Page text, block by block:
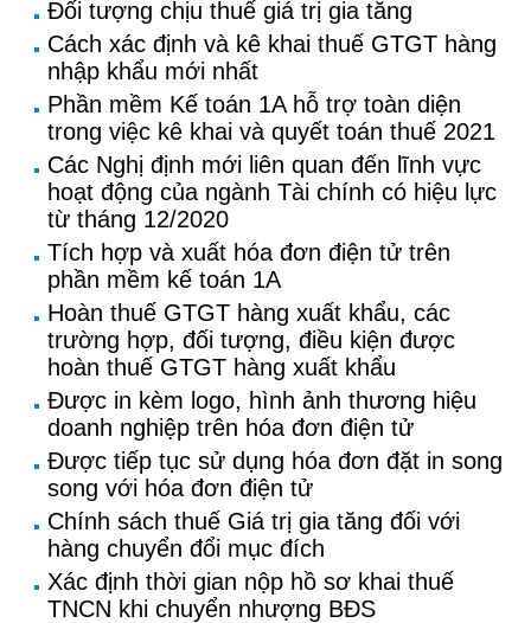
Đối tượng chịu thuế giá trị gia tăng
Cách xác định và kê khai thuế GTGT hàng
nhập khẩu mới nhất
Phần mềm Kế toán 1A hỗ trợ toàn diện
trong việc kê khai và quyết toán thuế 2021
Các Nghị định mới liên quan đến lĩnh vực
hoạt động của ngành Tài chính có hiệu lực
từ tháng 12/2020
Tích hợp và xuất hóa đơn điện tử trên
phần mềm kế toán 1A
Hoàn thuế GTGT hàng xuất khẩu, các
trường hợp, đối tượng, điều kiện được
hoàn thuế GTGT hàng xuất khẩu
Được in kèm logo, hình ảnh thương hiệu
doanh nghiệp trên hóa đơn điện tử
Được tiếp tục sử dụng hóa đơn đặt in song
song với hóa đơn điện tử
Chính sách thuế Giá trị gia tăng đối với
hàng chuyển đổi mục đích
Xác định thời gian nộp hồ sơ khai thuế
TNCN khi chuyển nhượng BĐS